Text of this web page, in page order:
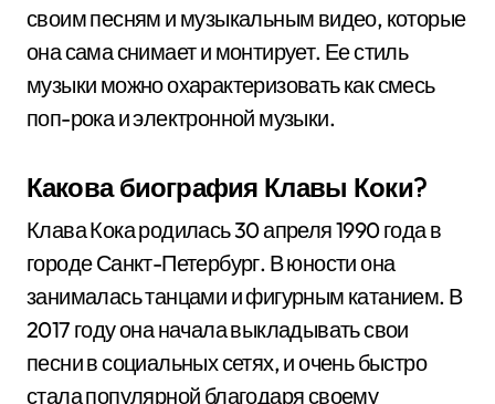
своим песням и музыкальным видео, которые
она сама снимает и монтирует. Ее стиль
музыки можно охарактеризовать как смесь
поп-рока и электронной музыки.
Какова биография Клавы Коки?
Клава Кока родилась 30 апреля 1990 года в
городе Санкт-Петербург. В юности она
занималась танцами и фигурным катанием. В
2017 году она начала выкладывать свои
песни в социальных сетях, и очень быстро
стала популярной благодаря своему